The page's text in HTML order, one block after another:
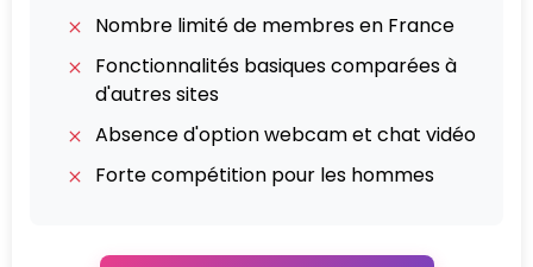
Nombre limité de membres en France
Fonctionnalités basiques comparées à
d'autres sites
Absence d'option webcam et chat vidéo
Forte compétition pour les hommes